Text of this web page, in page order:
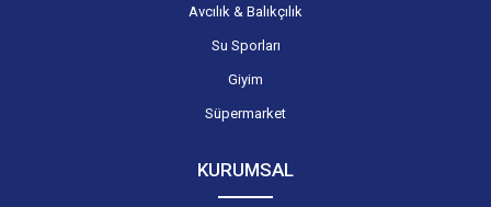
Avcılık & Balıkçılık
Su Sporları
Giyim
Süpermarket
KURUMSAL